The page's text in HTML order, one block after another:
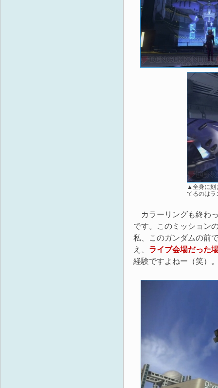
▲全身に刻
てるのはラ
カラーリングも終わ
です。このミッション
私、このガンダムの前
え、 ライブ会場だった
経験ですよねー（笑）